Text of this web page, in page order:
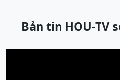
Bản tin HOU-TV